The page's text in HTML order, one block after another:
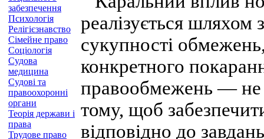
забезпечення
Психологія
Релігієзнавство
Сімейне право
Соціологія
Судова
медицина
Судові та
правоохоронні
органи
Теорія держави і
права
Трудове право
реалізується шляхом
сукупності
конкретного
правообмежень — не
тому, щоб
відповідно до